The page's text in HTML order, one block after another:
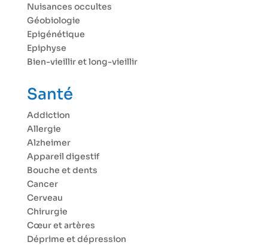
Nuisances occultes
Géobiologie
Epigénétique
Epiphyse
Bien-vieillir et long-vieillir
Santé
Addiction
Allergie
Alzheimer
Appareil digestif
Bouche et dents
Cancer
Cerveau
Chirurgie
Cœur et artères
Déprime et dépression